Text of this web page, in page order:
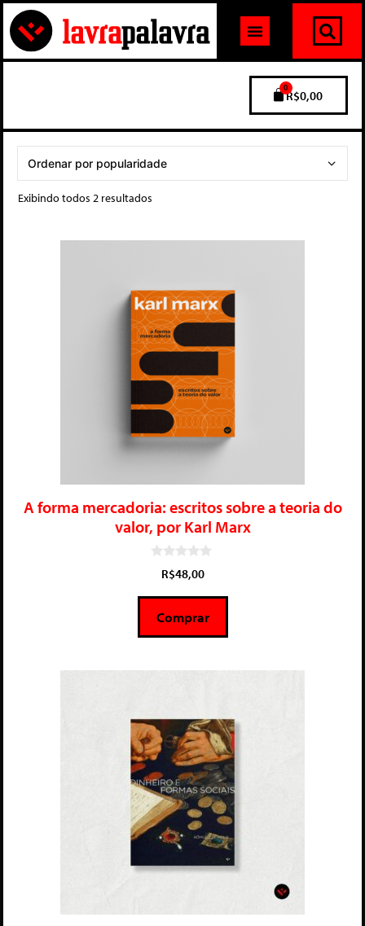
R$0,00
0
Exibindo todos 2 resultados
A forma mercadoria: escritos sobre a teoria do
valor, por Karl Marx
5
R$48,00
Comprar